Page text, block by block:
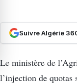
Suivre Algérie
Le ministère de
l’injection de quotas